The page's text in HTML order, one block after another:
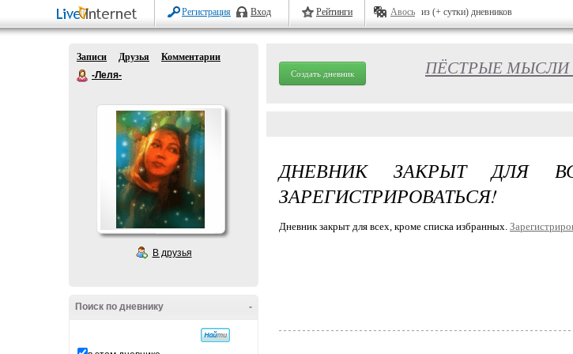
Регистрация Вход Рейтинги Авось из (+ сутки) дневников
Записи Друзья
Комментарии
-Леля-
В друзья
-
Поиск по дневнику
Создать дневник ПЁСТРЫЕ МЫСЛИ "И
ДНЕВНИК ЗАКРЫТ ДЛЯ
ЗАРЕГИСТРИРОВАТЬСЯ!
Дневник закрыт для всех, кроме списка избранных.